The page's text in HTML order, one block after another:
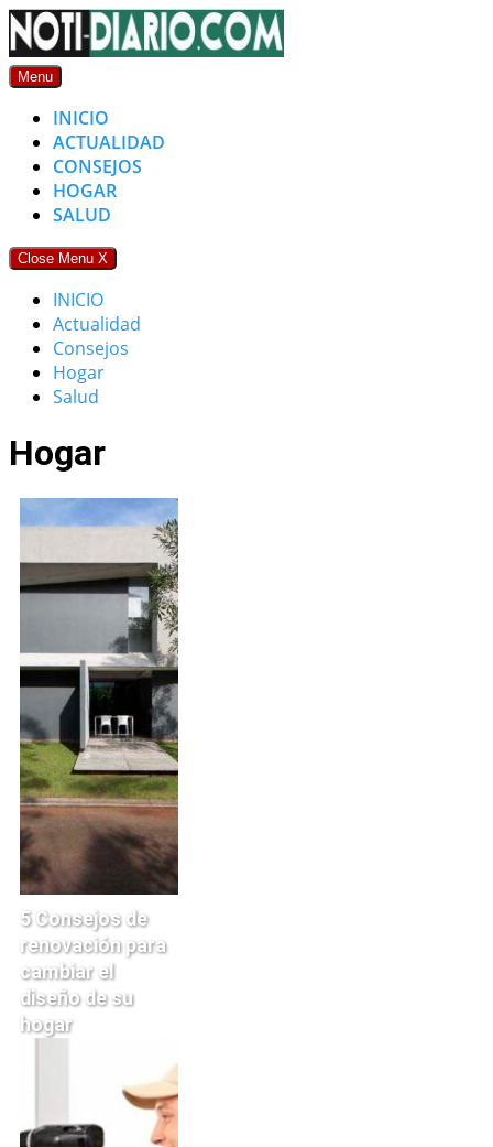
Skip
to
content
Menu
INICIO
ACTUALIDAD
CONSEJOS
HOGAR
SALUD
Close Menu X
INICIO
Actualidad
Consejos
Hogar
Salud
Hogar
5 Consejos de
renovación para
cambiar el
diseño de su
hogar